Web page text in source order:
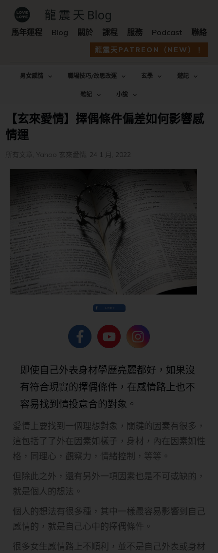
馬年運程 Blog 關於 課程 服務 Podcast 聯絡
龍震天PATREON（NEW）！
男女感情 職場技巧/改思改運 玄學
遊記
雜記
小說
【玄來愛情】擇偶條件偏差如何影響感
情運
所有文章 , Yahoo 玄來愛情 , 24 1 月, 2022
Share
即使自己外表身材學歷亮麗都好，如果沒
有符合現實的擇偶條件，在感情路上也不
容易找到情投意合的對象。
愛情上要找到一個理想對象，關鍵的因素有很多，
這包括了了外在因素如樣子，身材，內在因素如性
格，同理心，觀察力，情緒控制，等等。
但除此之外，還有另外一項因素也是不可或缺的，
就是個人的想法。
個人的想法有很多種，其中一樣最容易影響到自己
感情的，就是自己心中的擇偶條件。
很多女生感情路上不順利，並不是自己外表或身材